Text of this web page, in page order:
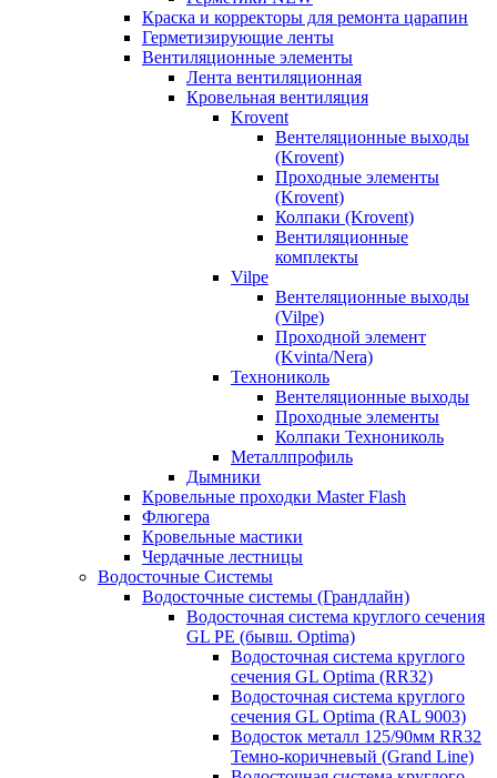
Краска и корректоры для ремонта царапин
Герметизирующие ленты
Вентиляционные элементы
Лента вентиляционная
Кровельная вентиляция
Krovent
Вентеляционные выходы
(Krovent)
Проходные элементы
(Krovent)
Колпаки (Krovent)
Вентиляционные
комплекты
Vilpe
Вентеляционные выходы
(Vilpe)
Проходной элемент
(Kvinta/Nera)
Технониколь
Вентеляционные выходы
Проходные элементы
Колпаки Технониколь
Металлпрофиль
Дымники
Кровельные проходки Master Flash
Флюгера
Кровельные мастики
Чердачные лестницы
Водосточные Системы
Водосточные системы (Грандлайн)
Водосточная система круглого сечения
GL PE (бывш. Optima)
Водосточная система круглого
сечения GL Optima (RR32)
Водосточная система круглого
сечения GL Optima (RAL 9003)
Водосток металл 125/90мм RR32
Темно-коричневый (Grand Line)